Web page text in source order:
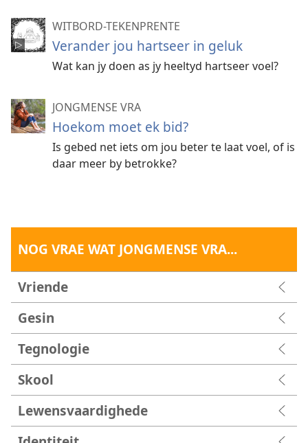
WITBORD-TEKENPRENTE
Verander jou hartseer in geluk
Wat kan jy doen as jy heeltyd hartseer voel?
JONGMENSE VRA
Hoekom moet ek bid?
Is gebed net iets om jou beter te laat voel, of is
daar meer by betrokke?
NOG VRAE WAT JONGMENSE VRA...
Vriende
Gesin
Tegnologie
Skool
Lewensvaardighede